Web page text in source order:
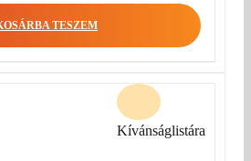
TESZEM
Kívánságlistára